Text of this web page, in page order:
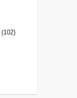
(102)